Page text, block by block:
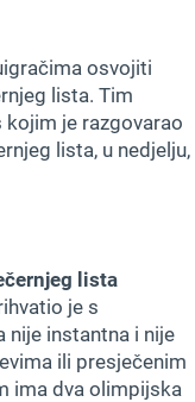
osvojiti
lista. Tim
kojim je razgovarao
lista, u nedjelju,
lista
je s
nije instantna i nije
ili presječenim
ima dva olimpijska